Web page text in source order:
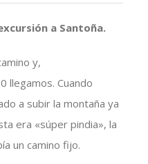
a Santoña.
y,
llegamos. Cuando
a subir la montaña ya
era «súper pindia», la
un camino fijo.